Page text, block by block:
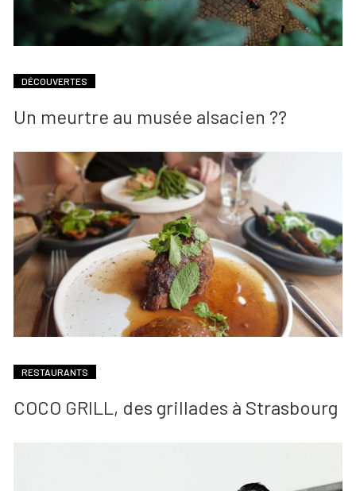
DÉCOUVERTES
Un meurtre au musée alsacien ??
RESTAURANTS
COCO GRILL, des grillades à Strasbourg